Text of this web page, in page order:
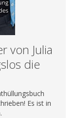
von Julia
die
Es ist in